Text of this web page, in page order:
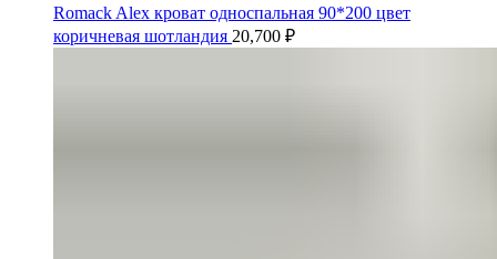
Romack Alex кроват односпальная 90*200 цвет
коричневая шотландия 20,700 ₽